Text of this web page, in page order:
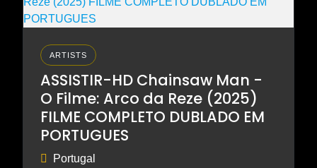
ARTISTS
ASSISTIR-HD Chainsaw Man -
O Filme: Arco da Reze (2025)
FILME COMPLETO DUBLADO EM
PORTUGUES
Portugal